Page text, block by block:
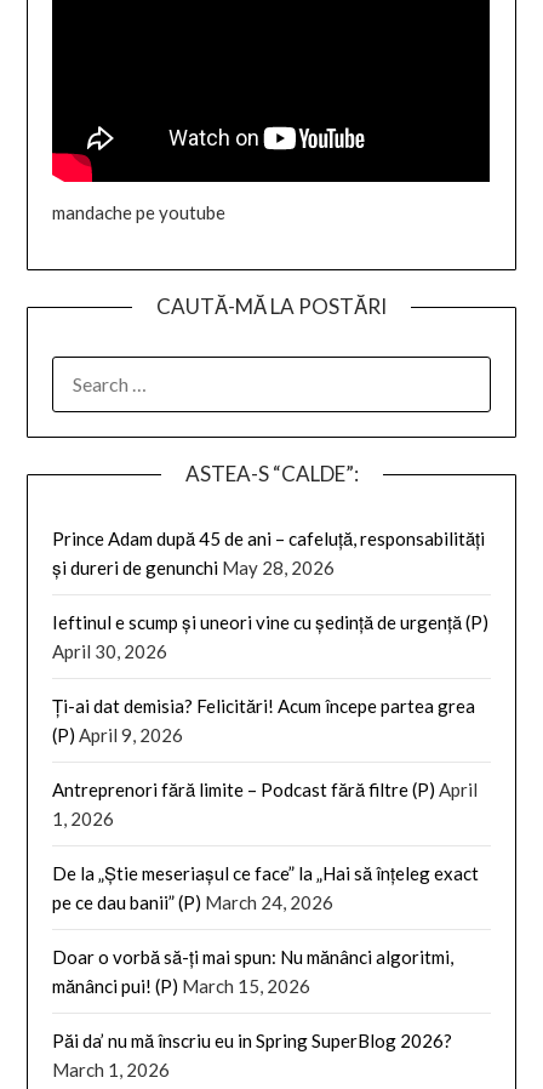
mandache pe youtube
CAUTĂ-MĂ LA POSTĂRI
FOR:
ASTEA-S “CALDE”:
Prince Adam după 45 de ani – cafeluță, responsabilități
și dureri de genunchi May 28, 2026
Ieftinul e scump și uneori vine cu ședință de urgență (P)
April 30, 2026
Ți-ai dat demisia? Felicitări! Acum începe partea grea
(P) April 9, 2026
Antreprenori fără limite – Podcast fără filtre (P) April
1, 2026
De la „Știe meseriașul ce face” la „Hai să înțeleg exact
pe ce dau banii” (P) March 24, 2026
Doar o vorbă să-ți mai spun: Nu mănânci algoritmi,
mănânci pui! (P) March 15, 2026
Păi da’ nu mă înscriu eu in Spring SuperBlog 2026?
March 1, 2026